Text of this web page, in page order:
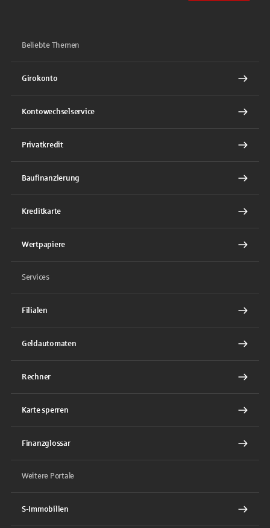
Beliebte Themen
Girokonto
Kontowechselservice
Privatkredit
Baufinanzierung
Kreditkarte
Wertpapiere
Services
Filialen
Geldautomaten
Rechner
Karte sperren
Finanzglossar
Weitere Portale
S-Immobilien